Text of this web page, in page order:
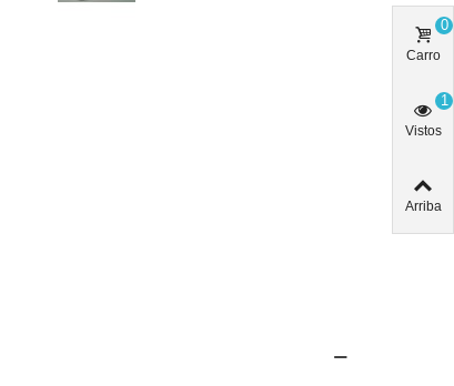
Carro
0
Vistos
1
Arriba